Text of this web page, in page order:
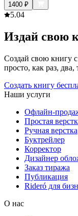
1400 ₽
5.04
Издай свою
Создай свою книгу
просто, как раз, два,
Создать книгу
Наши услуги
Офлайн-
Простая
Ручная верстка
Буктрейлер
Корректор
Дизайнер
Заказ тиража
Публикация
Rideró для
О нас